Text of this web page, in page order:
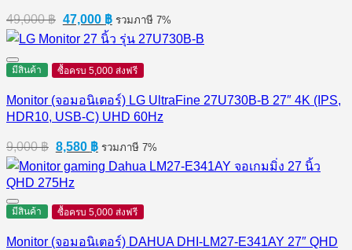
49,000฿ Original
price
was:
49,000 ฿.
47,000 ฿Current
price
is:
47,000 ฿.
รวมภาษี 7%
มีสินค้า ซื้อครบ 5,000 ส่งฟรี
Monitor (จอมอนิเตอร์) LG UltraFine 27U730B-B 27″ 4K (IPS,
HDR10, USB-C) UHD 60Hz
9,000฿ Original
price
was:
9,000 ฿.
8,580 ฿Current
price
is:
รวมภาษี 7%
มีสินค้า ซื้อครบ 5,000 ส่งฟรี
Monitor (จอมอนิเตอร์) DAHUA DHI-LM27-E341AY 27″ QHD